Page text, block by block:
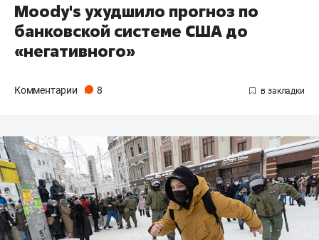
Moody's ухудшило прогноз по
банковской системе США до
«негативного»
Комментарии 8